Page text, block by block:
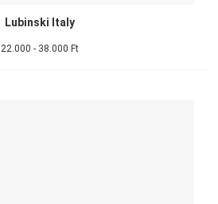
Lubinski Italy
22.000 - 38.000 Ft